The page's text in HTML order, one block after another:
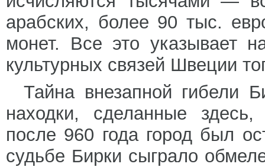
арабских, более 90 тыс.
монет. Все это указывает
культурных связей Швеции
Тайна внезапной гибели
находки, сделанные здесь,
после 960 года город был
судьбе Бирки сыграло